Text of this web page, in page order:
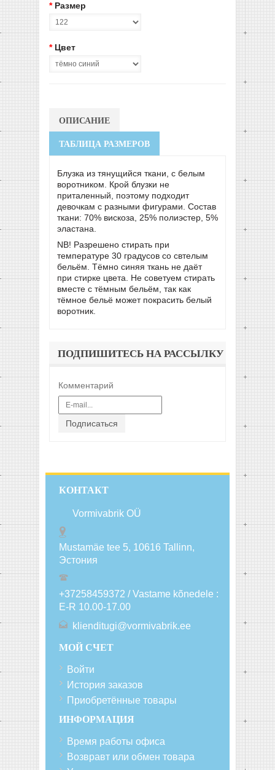
* Размер
* Цвет
ОПИСАНИЕ
ТАБЛИЦА РАЗМЕРОВ
Блузка из тянущийся ткани, с белым
воротником. Крой блузки не
приталенный, поэтому подходит
девочкам с разными фигурами. Состав
ткани: 70% вискоза, 25% полиэстер, 5%
эластана.
NB! Разрешено стирать при
температуре 30 градусов со свтелым
бельём. Тёмно синяя ткань не даёт
при стирке цвета. Не советуем стирать
вместе с тёмным бельём, так как
тёмное бельё может покрасить белый
воротник.
ПОДПИШИТЕСЬ НА РАССЫЛКУ
Комментарий
Подписаться
КОНТАКТ
Vormivabrik OÜ
Mustamäe tee 5, 10616 Tallinn,
Эстония
+37258459372 / Vastame kõnedele :
E-R 10.00-17.00
klienditugi@vormivabrik.ee
МОЙ СЧЕТ
Войти
История заказов
Приобретённые товары
ИНФОРМАЦИЯ
Время работы офиса
Возвравт или обмен товара